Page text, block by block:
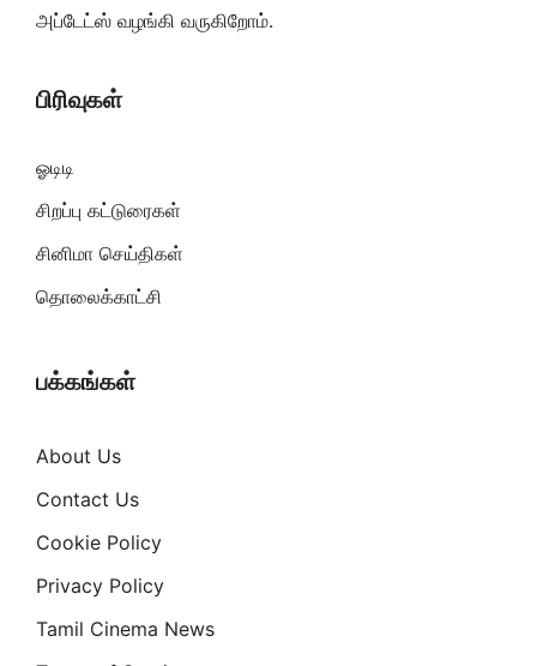
அப்டேட்ஸ் வழங்கி வருகிறோம்.
பிரிவுகள்
ஓடிடி
சிறப்பு கட்டுரைகள்
சினிமா செய்திகள்
தொலைக்காட்சி
பக்கங்கள்
About Us
Contact Us
Cookie Policy
Privacy Policy
Tamil Cinema News